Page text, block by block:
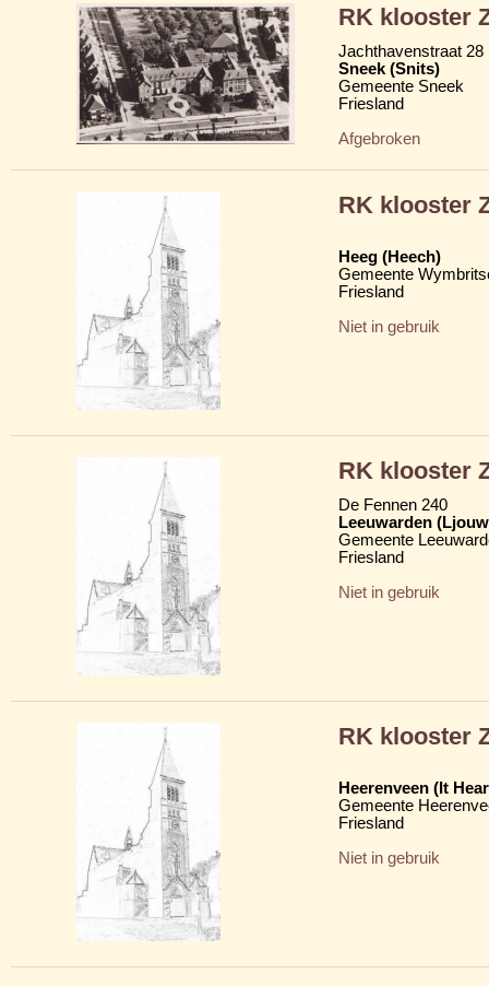
RK klooster
Jachthavenstraat 28
Sneek (Snits)
Gemeente Sneek
Friesland
Afgebroken
RK klooster
Heeg (Heech)
Gemeente
Friesland
Niet in gebruik
RK klooster
De Fennen 240
Leeuwarden
Gemeente
Friesland
Niet in gebruik
RK klooster
Heerenveen (It
Gemeente
Friesland
Niet in gebruik